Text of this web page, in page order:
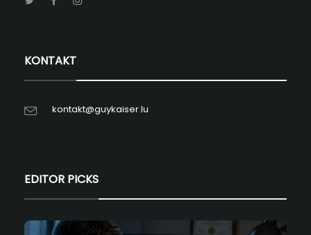
KONTAKT
kontakt@guykaiser.lu
EDITOR PICKS